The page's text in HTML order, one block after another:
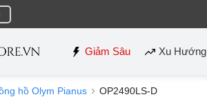
Giảm Sâu Xu Hướng
hồ Olym Pianus OP2490LS-D